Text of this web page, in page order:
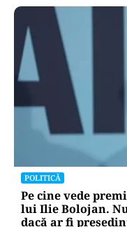
POLITICĂ
Pe cine vede
lui Ilie Bolojan.
dacă ar fi